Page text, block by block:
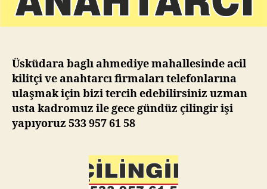
Üsküdara baglı ahmediye mahallesinde acil
kilitçi ve anahtarcı firmaları telefonlarına
ulaşmak için bizi tercih edebilirsiniz uzman
usta kadromuz ile gece gündüz çilingir işi
yapıyoruz 533 957 61 58